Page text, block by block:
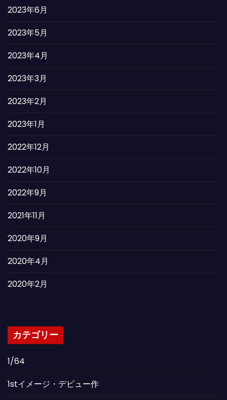
2023年6月
2023年5月
2023年4月
2023年3月
2023年2月
2023年1月
2022年12月
2022年10月
2022年9月
2021年11月
2020年9月
2020年4月
2020年2月
カテゴリー
1/64
1stイメージ・デビュー作